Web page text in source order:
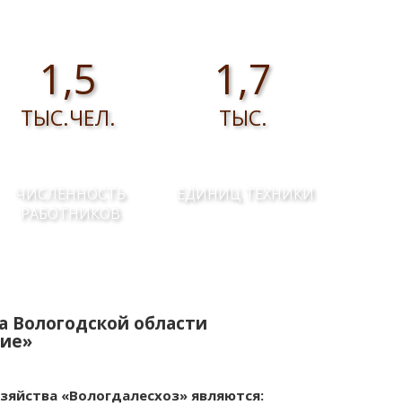
1,5
ТЫС.ЧЕЛ.
ЧИСЛЕННОСТЬ
РАБОТНИКОВ
1,7
ТЫС.
ЕДИНИЦ ТЕХНИКИ
Вологодской области
«Вологдалесхоз» являются: